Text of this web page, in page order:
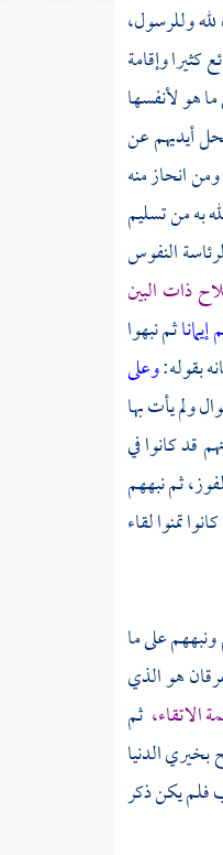
وللرسول،
وإقامة
هو لأنفسها
أيديهم عن
انحاز منه
به من تسليم
النفوس
ذات البين
ثم نبهوا
بقوله:وعلى
ولم يأت بها
قد كانوا في
ثم نبههم
تمنوا لقاء
على ما
هو الذي
الاتقاء، ثم
بخيري الدنيا
فلم يكن ذكر